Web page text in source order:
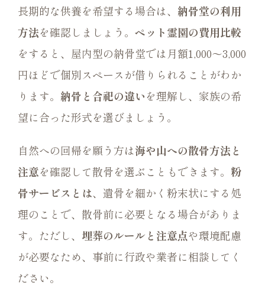
長期的な供養を希望する場合は、 納骨堂の利用
方法を確認しましょう。 ペット霊園の費用比較
をすると、屋内型の納骨堂では月額1,000〜3,000
円ほどで個別スペースが借りられることがわか
ります。 納骨と合祀の違いを理解し、家族の希
望に合った形式を選びましょう。
自然への回帰を願う方は海や山への散骨方法と
注意を確認して散骨を選ぶこともできます。 粉
骨サービスとは、遺骨を細かく粉末状にする処
理のことで、散骨前に必要となる場合がありま
す。ただし、 埋葬のルールと注意点や環境配慮
が必要なため、事前に行政や業者に相談してく
ださい。